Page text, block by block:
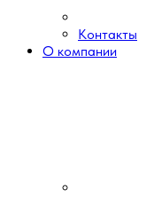
Контакты
О компании